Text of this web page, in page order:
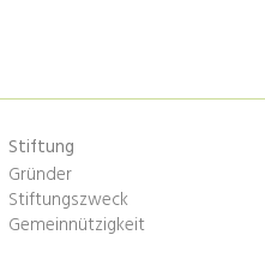
Stiftung
Gründer
Stiftungszweck
Gemeinnützigkeit